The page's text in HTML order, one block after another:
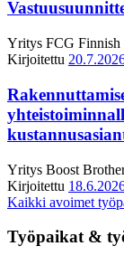
Yritys FCG
Kirjoitettu
Yritys Boost
Kirjoitettu
Kaikki avoimet
Työpaikat &